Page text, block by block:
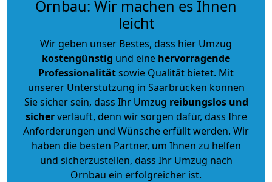
Ornbau: Wir machen es Ihnen
leicht
Wir geben unser Bestes, dass hier Umzug
kostengünstig und eine hervorragende
Professionalitätsowie Qualität bietet. Mit
unserer Unterstützung in Saarbrücken können
Sie sicher sein, dass Ihr Umzug reibungslos und
sicherverläuft, denn wir sorgen dafür, dass Ihre
Anforderungen und Wünsche erfüllt werden. Wir
haben die besten Partner, um Ihnen zu helfen
und sicherzustellen, dass Ihr Umzug nach
Ornbau ein erfolgreicher ist.